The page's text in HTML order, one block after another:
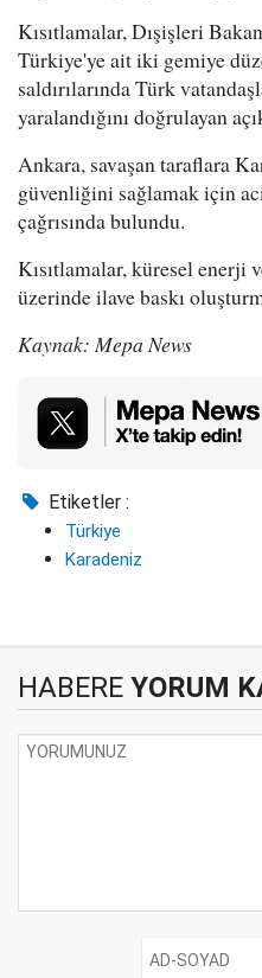
Kısıtlamalar, Dışişleri
Türkiye'ye ait iki gemiye
saldırılarında Türk
yaralandığını doğrulayan
Ankara, savaşan taraflara
güvenliğini sağlamak için
çağrısında bulundu.
Kısıtlamalar, küresel enerji
üzerinde ilave baskı
Kaynak: Mepa News
Etiketler :
Türkiye
Karadeniz
HABERE YORUM